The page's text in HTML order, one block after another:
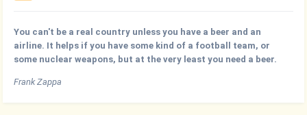
You can't be a real country unless you have a beer and an
airline. It helps if you have some kind of a football team, or
some nuclear weapons, but at the very least you need a beer.
Frank Zappa